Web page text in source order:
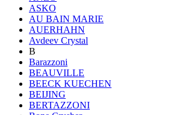
ASKO
AU BAIN MARIE
AUERHAHN
Avdeev Crystal
B
Barazzoni
BEAUVILLE
BEECK KUECHEN
BEIJING
BERTAZZONI